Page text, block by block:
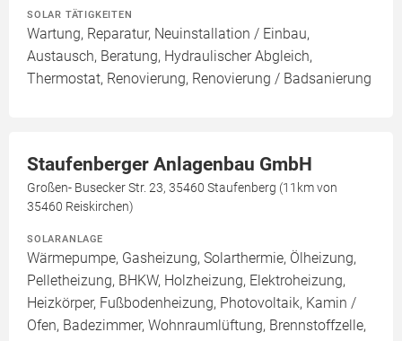
SOLAR TÄTIGKEITEN
Wartung, Reparatur, Neuinstallation / Einbau,
Austausch, Beratung, Hydraulischer Abgleich,
Thermostat, Renovierung, Renovierung / Badsanierung
Staufenberger Anlagenbau GmbH
Großen- Busecker Str. 23, 35460 Staufenberg (11km von
35460 Reiskirchen)
SOLARANLAGE
Wärmepumpe, Gasheizung, Solarthermie, Ölheizung,
Pelletheizung, BHKW, Holzheizung, Elektroheizung,
Heizkörper, Fußbodenheizung, Photovoltaik, Kamin /
Ofen, Badezimmer, Wohnraumlüftung, Brennstoffzelle,